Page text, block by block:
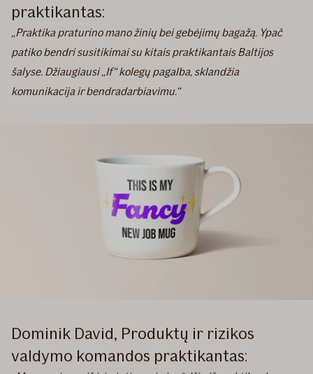
praktikantas:
„Praktika praturino mano žinių bei gebėjimų bagažą. Ypač
patiko bendri susitikimai su kitais praktikantais Baltijos
šalyse. Džiaugiausi „If“ kolegų pagalba, sklandžia
komunikacija ir bendradarbiavimu.“
Dominik David, Produktų ir rizikos
valdymo komandos praktikantas: